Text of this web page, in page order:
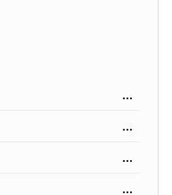
...
...
...
...